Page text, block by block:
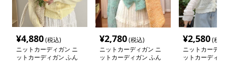
¥4,880(税込)
ニットカーディガン ニ
ットカーディガン ふん
¥2,780(税込)
ニットカーディガン ニ
ットカーディガン ふん
¥2,580(税
ニットカーデ
ットカーディ